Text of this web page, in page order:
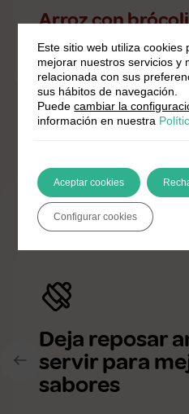
Arroz con
saludable
Trucos
Deja reposar
servir para
sabores
Este sitio web utiliza cookies
mejorar nuestros servicios y
relacionada con sus
sus hábitos de navegación.
Puedecambiar la
información en nuestra
Aceptar cookies
Configurar cookies